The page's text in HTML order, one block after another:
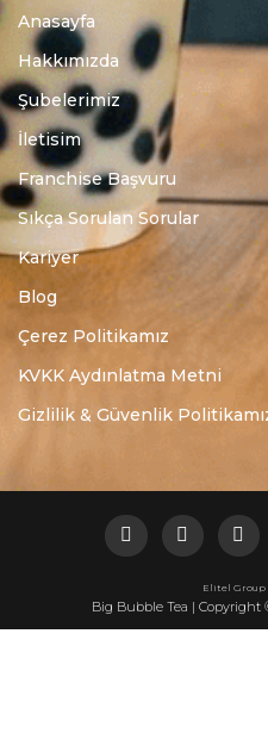
Anasayfa
Hakkımızda
Şubelerimiz
İletisim
Franchise Başvuru
Sıkça Sorulan Sorular
Kariyer
Blog
Çerez Politikamız
KVKK Aydınlatma Metni
Gizlilik & Güvenlik
Big Bubble Tea | Copyright
Elitel Group